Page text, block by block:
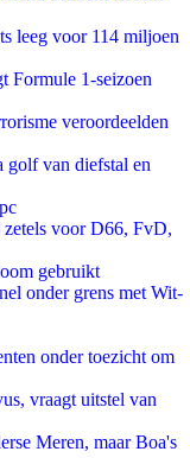
leeg voor 114 miljoen
Formule 1-seizoen
veroordeelden
golf van diefstal en
zetels voor D66, FvD,
gebruikt
onder grens met Wit-
onder toezicht om
vraagt uitstel van
Meren, maar Boa's